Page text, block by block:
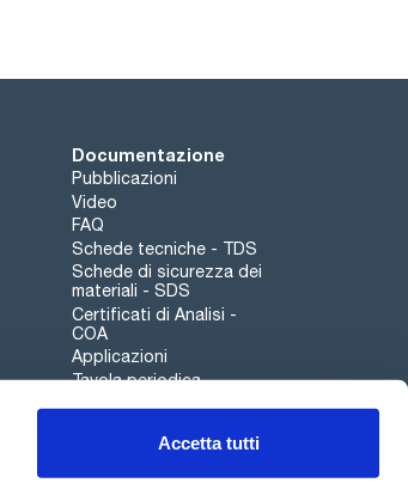
Accetta tutti
Documentazione
Pubblicazioni
Video
FAQ
Schede tecniche - TDS
Schede di sicurezza dei
materiali - SDS
Certificati di Analisi -
COA
Applicazioni
Tavola periodica
Canale di segnalazioni